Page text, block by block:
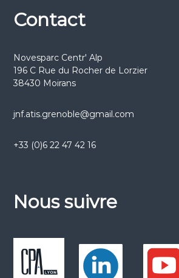
Contact
Novesparc Centr' Alp
196 C Rue du Rocher de Lorzier
38430 Moirans
jnf.atis.grenoble@gmail.com
+33 (0)6 22 47 42 16
Nous suivre